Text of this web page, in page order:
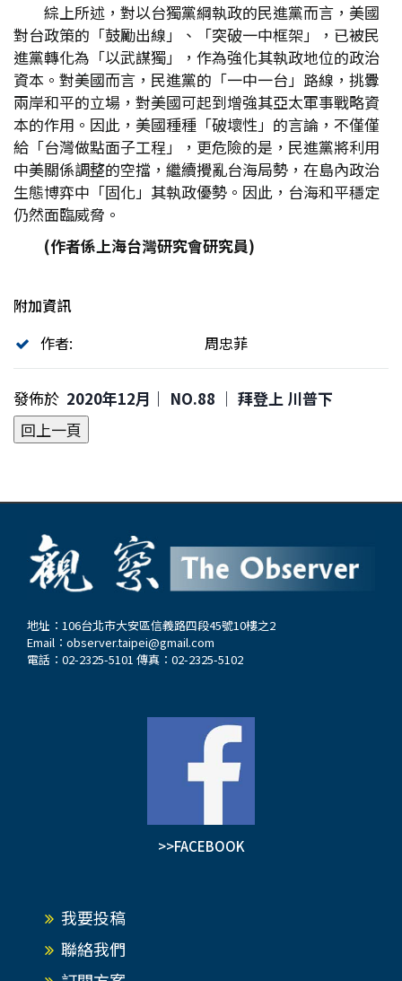
綜上所述，對以台獨黨綱執政的民進黨而言，美國
對台政策的「鼓勵出線」、「突破一中框架」，已被民
進黨轉化為「以武謀獨」，作為強化其執政地位的政治
資本。對美國而言，民進黨的「一中一台」路線，挑釁
兩岸和平的立場，對美國可起到增強其亞太軍事戰略資
本的作用。因此，美國種種「破壞性」的言論，不僅僅
給「台灣做點面子工程」，更危險的是，民進黨將利用
中美關係調整的空擋，繼續攪亂台海局勢，在島內政治
生態博弈中「固化」其執政優勢。因此，台海和平穩定
仍然面臨威脅。
(作者係上海台灣研究會研究員)
附加資訊
作者:
周忠菲
發佈於 2020年12月｜ NO.88 │ 拜登上 川普下
地址：106台北市大安區信義路四段45號10樓之2
Email： observer.taipei@gmail.com
電話：02-2325-5101 傳真：02-2325-5102
>>FACEBOOK
我要投稿
聯絡我們